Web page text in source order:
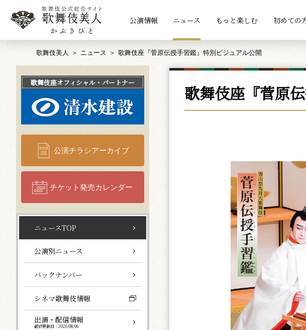
公演情報 ニュース もっと楽しむ 初めての
歌舞伎美人 ニュース 歌舞伎座『菅原伝授手習鑑』特別ビジュアル公開
歌舞伎座『菅原
歌舞伎座オフィシャル・パートナー
公演チラシアーカイブ
チケット発売カレンダー
ニュースTOP
公演別ニュース
バックナンバー
シネマ歌舞伎情報
出演・配信情報
最終更新日：2026/08/06